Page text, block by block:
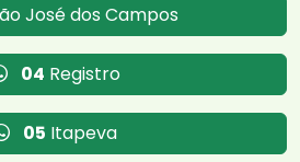
José dos Campos
04 Registro
05 Itapeva